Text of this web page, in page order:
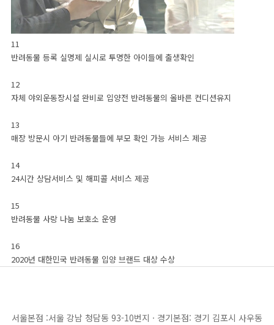
11
반려동물 등록 실명제 실시로 투명한 아이들에 출생확인
12
자체 야외운동장시설 완비로 입양전 반려동물의 올바른 컨디션유지
13
매장 방문시 아기 반려동물들에 부모 확인 가능 서비스 제공
14
24시간 상담서비스 및 해피콜 서비스 제공
15
반려동물 사랑 나눔 보호소 운영
16
2020년 대한민국 반려동물 입양 브랜드 대상 수상
서울본점 :서울 강남 청담동 93-10번지 · 경기본점: 경기 김포시 사우동